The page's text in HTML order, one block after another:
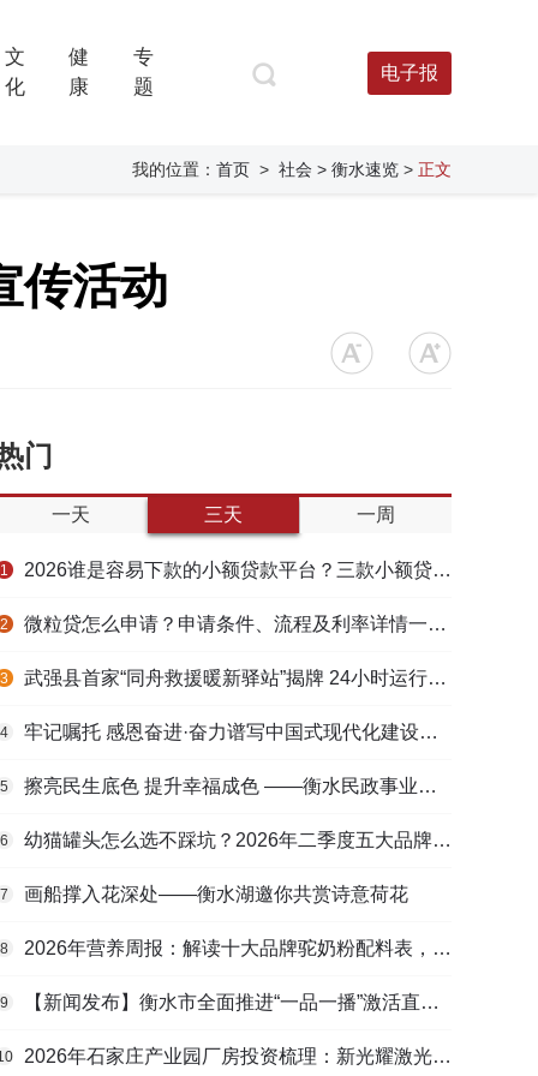
文
化
健
康
专
题
电子报
我的位置： 首页 > 社会 > 衡水速览 > 正文
传活动
门
一天 三天 一周
1 2026谁是容易下款的小额贷款平台？三款小额贷款产品全面对比
2 微粒贷怎么申请？申请条件、流程及利率详情一文看懂
3 武强县首家“同舟救援暖新驿站”揭牌 24小时运行守护户外劳动者
4 牢记嘱托 感恩奋进·奋力谱写中国式现代化建设河北篇章丨做强特色产业 壮大县域经济
5 擦亮民生底色 提升幸福成色 ——衡水民政事业高质量发展综述
6 幼猫罐头怎么选不踩坑？2026年二季度五大品牌肠胃适配营养安全
7 画船撑入花深处——衡水湖邀你共赏诗意荷花
8 2026年营养周报：解读十大品牌驼奶粉配料表，识别纯驼乳与益生元
9 【新闻发布】衡水市全面推进“一品一播”激活直播电商发展新动能
2026年石家庄产业园厂房投资梳理：新光耀激光科技谷等项目盘点